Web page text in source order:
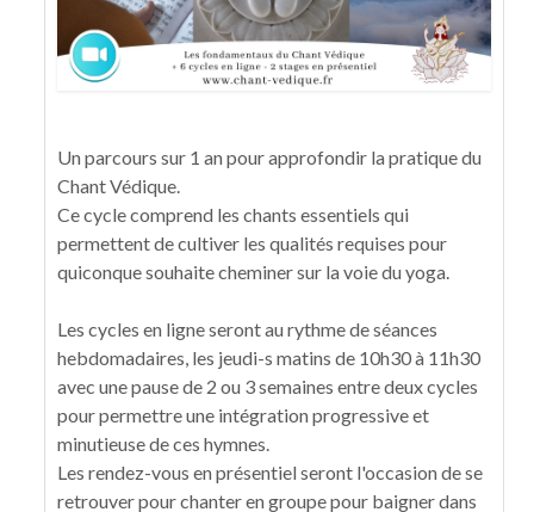
Un parcours sur 1 an pour approfondir la pratique du
Chant Védique.
Ce cycle comprend les chants essentiels qui
permettent de cultiver les qualités requises pour
quiconque souhaite cheminer sur la voie du yoga.
Les cycles en ligne seront au rythme de séances
hebdomadaires, les jeudi-s matins de 10h30 à 11h30
avec une pause de 2 ou 3 semaines entre deux cycles
pour permettre une intégration progressive et
minutieuse de ces hymnes.
Les rendez-vous en présentiel seront l'occasion de se
retrouver pour chanter en groupe pour baigner dans